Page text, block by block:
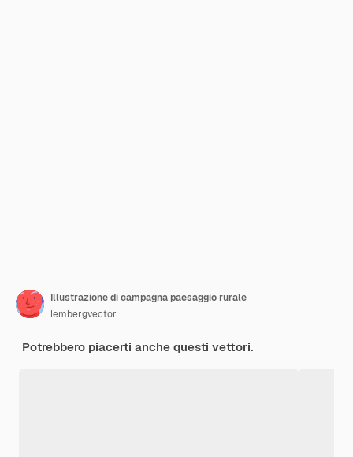
Illustrazione di campagna paesaggio rurale
lembergvector
Potrebbero piacerti anche questi vettori.